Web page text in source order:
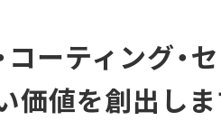
コーティング・
価値を創出しま